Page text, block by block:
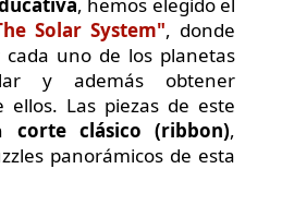
, hemos elegido el
Solar System", donde
uno de los planetas
y además obtener
ellos. Las piezas de este
corte clásico (ribbon),
panorámicos de esta